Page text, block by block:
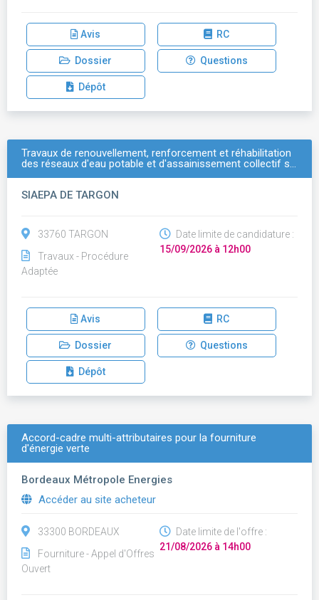
Avis RC
Dossier Questions
Dépôt
Travaux de renouvellement, renforcement et réhabilitation
des réseaux d'eau potable et d'assainissement collectif s…
SIAEPA DE TARGON
33760 TARGON
Travaux - Procédure
Adaptée
Date limite de candidature :
15/09/2026 à 12h00
Avis RC
Dossier Questions
Dépôt
Accord-cadre multi-attributaires pour la fourniture
d'énergie verte
Bordeaux Métropole Energies
Accéder au site acheteur
33300 BORDEAUX
Fourniture - Appel d'Offres
Ouvert
Date limite de l'offre :
21/08/2026 à 14h00